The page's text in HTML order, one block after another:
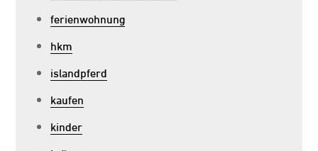
ferienwohnung
hkm
islandpferd
kaufen
kinder